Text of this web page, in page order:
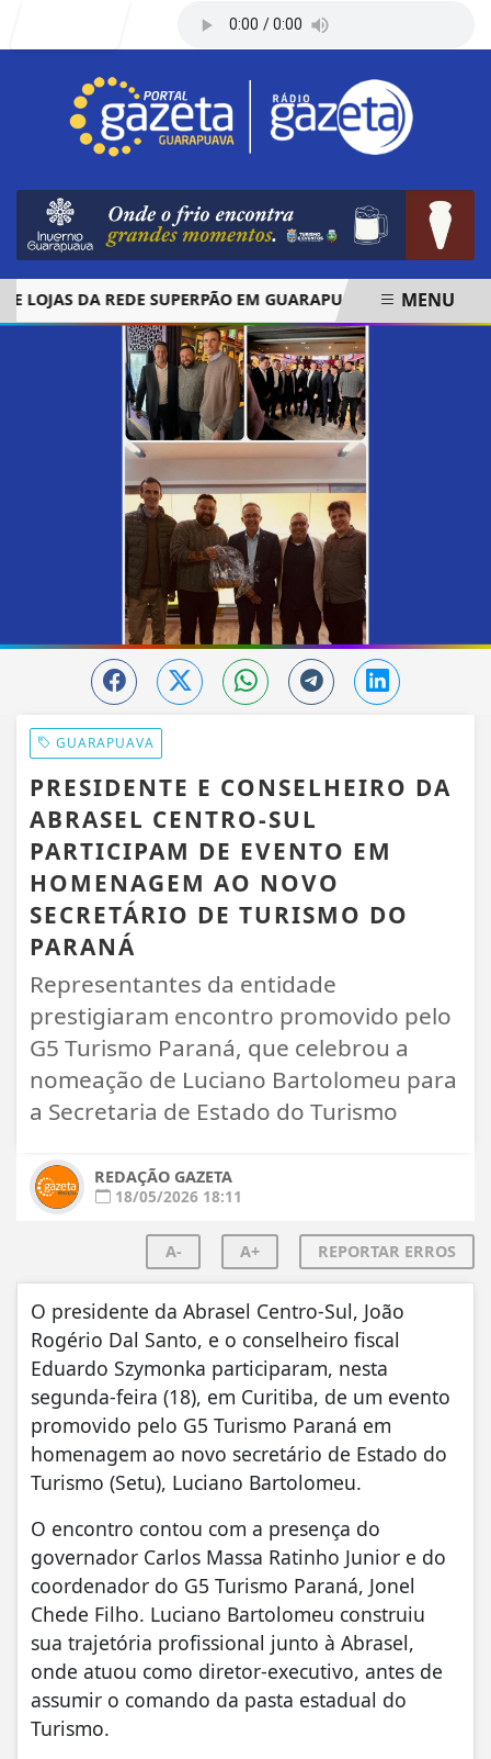
DA REDE SUPERPÃO EM GUARAPUAVA E PALMAS
EM ALTA
MENU
GUARAPUAVA
PRESIDENTE E CONSELHEIRO DA
ABRASEL CENTRO-SUL
PARTICIPAM DE EVENTO EM
HOMENAGEM AO NOVO
SECRETÁRIO DE TURISMO DO
PARANÁ
Representantes da entidade
prestigiaram encontro promovido pelo
G5 Turismo Paraná, que celebrou a
nomeação de Luciano Bartolomeu para
a Secretaria de Estado do Turismo
REDAÇÃO GAZETA
18/05/2026 18:11
A- A+ REPORTAR ERROS
O presidente da Abrasel Centro-Sul, João
Rogério Dal Santo, e o conselheiro fiscal
Eduardo Szymonka participaram, nesta
segunda-feira (18), em Curitiba, de um evento
promovido pelo G5 Turismo Paraná em
homenagem ao novo secretário de Estado do
Turismo (Setu), Luciano Bartolomeu.
O encontro contou com a presença do
governador Carlos Massa Ratinho Junior e do
coordenador do G5 Turismo Paraná, Jonel
Chede Filho. Luciano Bartolomeu construiu
sua trajetória profissional junto à Abrasel,
onde atuou como diretor-executivo, antes de
assumir o comando da pasta estadual do
Turismo.